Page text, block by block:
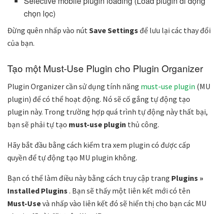
chọn lọc)
Đừng quên nhấp vào nút Save Settings để lưu lại các thay đổi
của bạn.
Tạo một Must-Use Plugin cho Plugin Organizer
Plugin Organizer cần sử dụng tính năng must-use plugin (MU
plugin) để có thể hoạt động. Nó sẽ cố gắng tự động tạo
plugin này. Trong trường hợp quá trình tự động này thất bại,
bạn sẽ phải tự tạo must-use plugin thủ công.
Hãy bắt đầu bằng cách kiểm tra xem plugin có được cấp
quyền để tự động tạo MU plugin không.
Bạn có thể làm điều này bằng cách truy cập trang Plugins »
Installed Plugins . Bạn sẽ thấy một liên kết mới có tên
Must-Usevà nhấp vào liên kết đó sẽ hiển thị cho bạn các MU